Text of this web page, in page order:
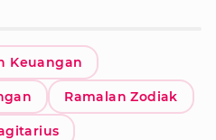
Keuangan
Ramalan Zodiak